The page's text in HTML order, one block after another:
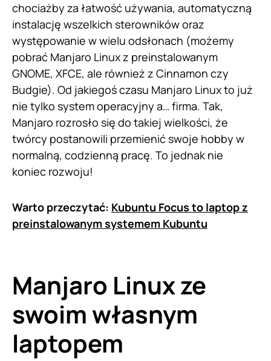
chociażby za łatwość używania, automatyczną
instalację wszelkich sterowników oraz
występowanie w wielu odsłonach (możemy
pobrać Manjaro Linux z preinstalowanym
GNOME, XFCE, ale również z Cinnamon czy
Budgie). Od jakiegoś czasu Manjaro Linux to już
nie tylko system operacyjny a… firma. Tak,
Manjaro rozrosło się do takiej wielkości, że
twórcy postanowili przemienić swoje hobby w
normalną, codzienną pracę. To jednak nie
koniec rozwoju!
Warto przeczytać: Kubuntu Focus to laptop z
preinstalowanym systemem Kubuntu
Manjaro Linux ze
swoim własnym
laptopem